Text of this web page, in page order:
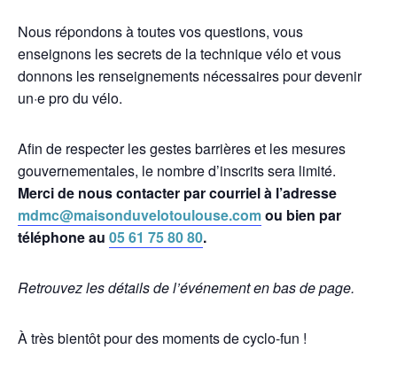
Nous répondons à toutes vos questions, vous
enseignons les secrets de la technique vélo et vous
donnons les renseignements nécessaires pour devenir
un·e pro du vélo.
Afin de respecter les gestes barrières et les mesures
gouvernementales, le nombre d’inscrits sera limité.
Merci de nous contacter par courriel à l’adresse
mdmc@maisonduvelotoulouse.comou bien par
téléphone au 05 61 75 80 80.
Retrouvez les détails de l’événement en bas de page.
À très bientôt pour des moments de cyclo-fun !